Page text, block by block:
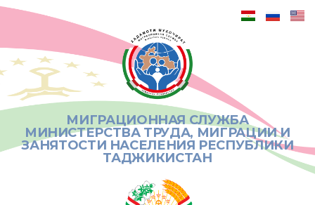
МИГРАЦИОННАЯ СЛУЖБА
МИНИСТЕРСТВА ТРУДА, МИГРАЦИИ И
ЗАНЯТОСТИ НАСЕЛЕНИЯ РЕСПУБЛИКИ
ТАДЖИКИСТАН